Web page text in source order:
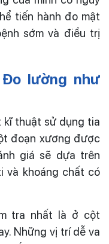
tiến hành đo mật
sớm và điều trị
lường như
kĩ thuật sử dụng tia
đoạn xương được
giá sẽ dựa trên
và khoáng chất có
tra nhất là ở cột
Những vị trí dễ va